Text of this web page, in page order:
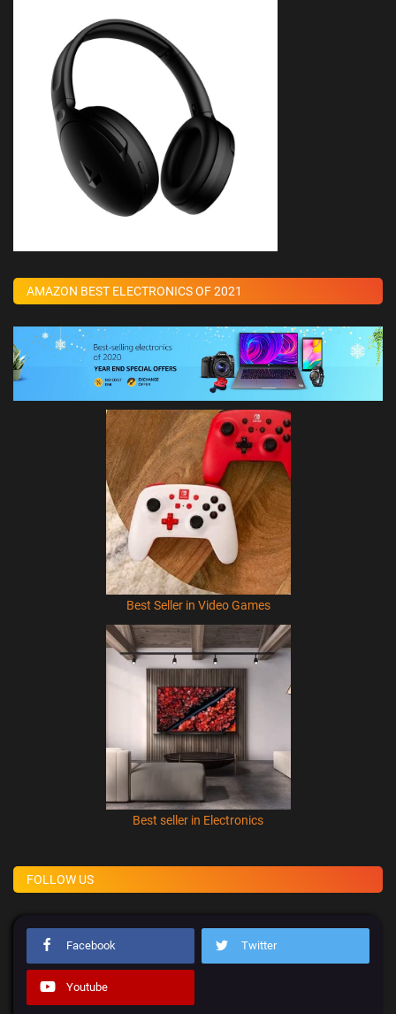
AMAZON BEST ELECTRONICS OF 2021
Best Seller in Video Games
Best seller in Electronics
FOLLOW US
Facebook Twitter
Youtube